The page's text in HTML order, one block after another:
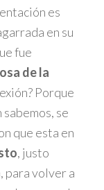
es
en su
fue
de la
Porque
se
que esta en
, justo
para volver a